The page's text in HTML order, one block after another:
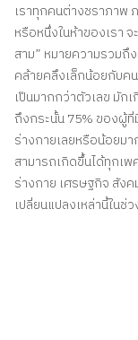
เราทุกคนต่างชราภาพ
หรือหนึ่งในห้าของเรา
สาม” หมายความรวมถึ
คล้ายคลึงเล็กน้อยกับค
เป็นมากกว่าตัวเลข มั
ถึงกระนั้น 75% ของผู้
ร่างกายเลยหรือน้อยม
สามารถเกิดขึ้นได้ทุกเพ
ร่างกาย เศรษฐกิจ สัง
เปลี่ยนแปลงเหล่านี้ในช่